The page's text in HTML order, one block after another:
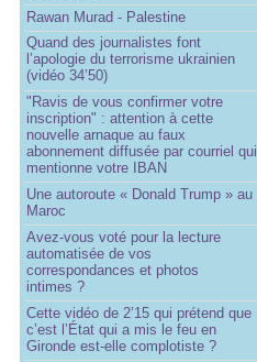
Rawan Murad - Palestine
Quand des journalistes font
l’apologie du terrorisme ukrainien
(vidéo 34’50)
"Ravis de vous confirmer votre
inscription" : attention à cette
nouvelle arnaque au faux
abonnement diffusée par courriel qui
mentionne votre IBAN
Une autoroute « Donald Trump » au
Maroc
Avez-vous voté pour la lecture
automatisée de vos
correspondances et photos
intimes ?
Cette vidéo de 2’15 qui prétend que
c’est l’État qui a mis le feu en
Gironde est-elle complotiste ?